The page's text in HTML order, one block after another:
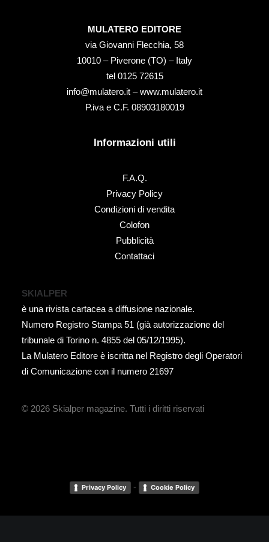
MULATERO EDITORE
via Giovanni Flecchia, 58
10010 – Piverone (TO) – Italy
tel ‭0125 72615‬
info@mulatero.it –www.mulatero.it
P.iva e C.F. 08903180019
Informazioni utili
F.A.Q.
Privacy Policy
Condizioni di vendita
Colofon
Pubblicità
Contattaci
SKIALPER
è una rivista cartacea a diffusione nazionale.
Numero Registro Stampa 51 (già autorizzazione del
tribunale di Torino n. 4855 del 05/12/1995).
La Mulatero Editore è iscritta nel Registro degli Operatori
di Comunicazione con il numero 21697
© 2026 Skialper magazine. Tutti i diritti riservati
Privacy Policy - Cookie Policy